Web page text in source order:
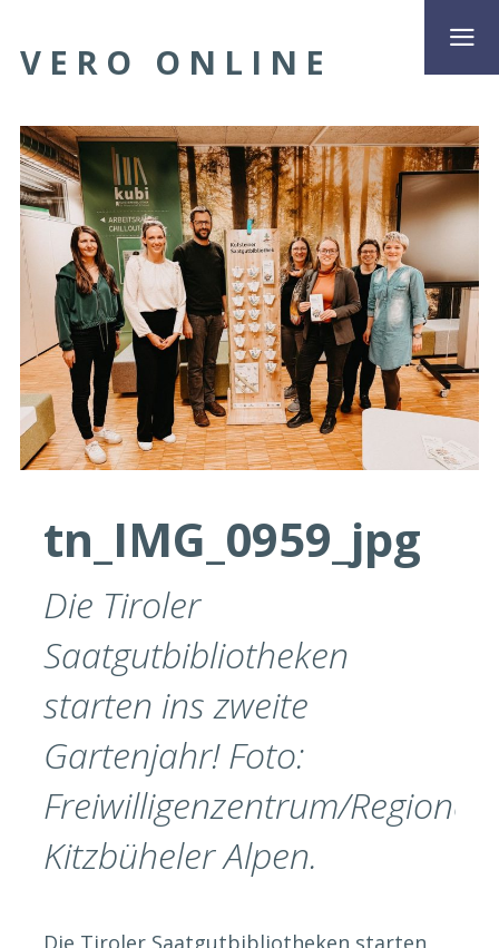
VERO ONLINE
tn_IMG_0959_jpg
Die Tiroler
Saatgutbibliotheken
starten ins zweite
Gartenjahr! Foto:
Freiwilligenzentrum/
Kitzbüheler Alpen.
Die Tiroler Saatgutbibliotheken starten